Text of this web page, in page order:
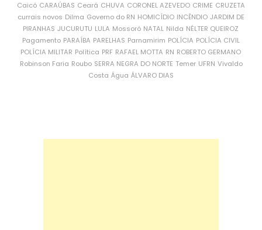
Caicó CARAÚBAS Ceará CHUVA CORONEL AZEVEDO CRIME CRUZETA
currais novos Dilma Governo do RN HOMICÍDIO INCÊNDIO JARDIM DE
PIRANHAS JUCURUTU LULA Mossoró NATAL Nilda NÉLTER QUEIROZ
Pagamento PARAÍBA PARELHAS Parnamirim POLÍCIA POLÍCIA CIVIL
POLÍCIA MILITAR Política PRF RAFAEL MOTTA RN ROBERTO GERMANO
Robinson Faria Roubo SERRA NEGRA DO NORTE Temer UFRN Vivaldo
Costa Água ÁLVARO DIAS